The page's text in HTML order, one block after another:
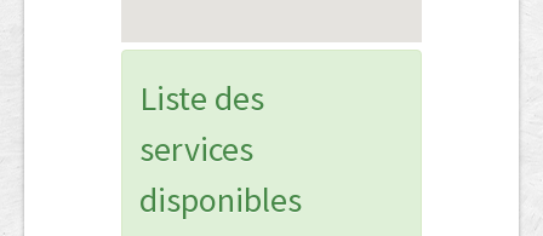
Liste des
services
disponibles